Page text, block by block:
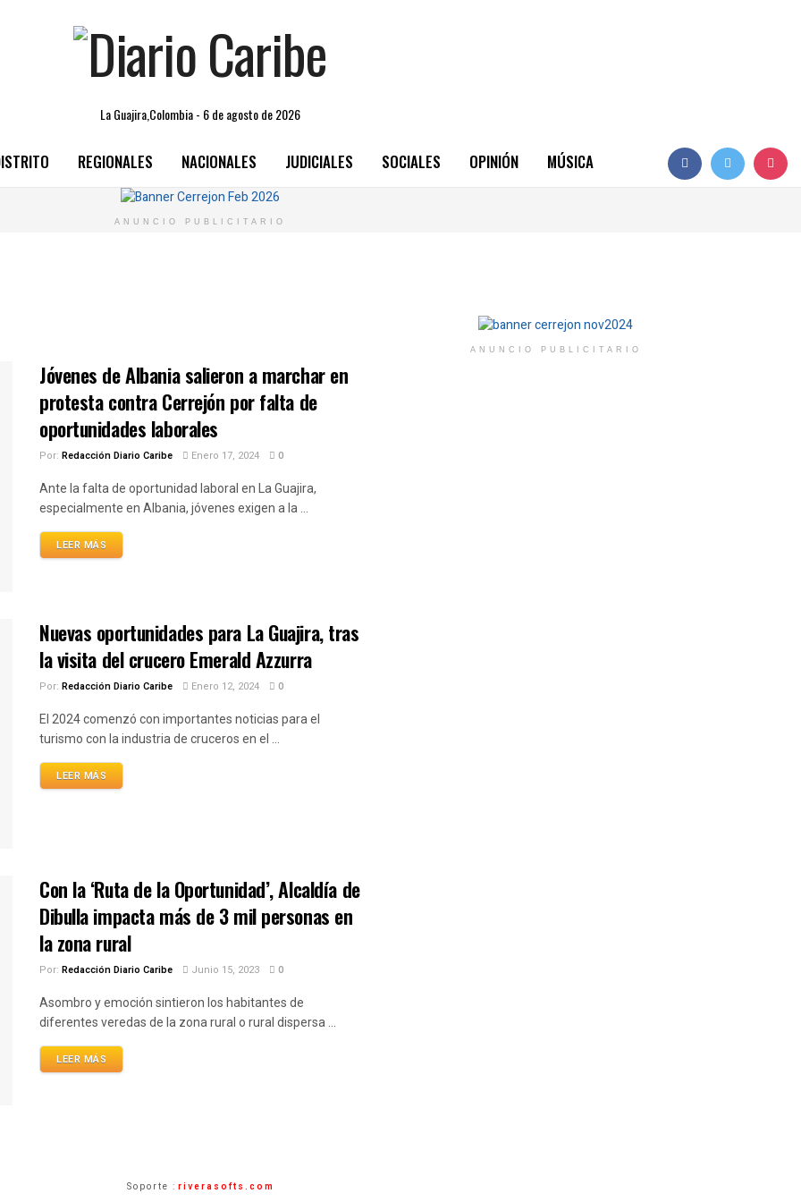
La Guajira,Colombia - 6 de agosto de 2026
REGIONALES NACIONALES JUDICIALES SOCIALES OPINIÓN MÚSICA
ANUNCIO PUBLICITARIO
Jóvenes de Albania salieron a marchar en
protesta contra Cerrejón por falta de
oportunidades laborales
Por: Redacción Diario Caribe Enero 17, 2024 0
Ante la falta de oportunidad laboral en La Guajira,
especialmente en Albania, jóvenes exigen a la ...
LEER MÁS
Nuevas oportunidades para La Guajira, tras
la visita del crucero Emerald Azzurra
Por: Redacción Diario Caribe Enero 12, 2024 0
El 2024 comenzó con importantes noticias para el
turismo con la industria de cruceros en el ...
LEER MÁS
Con la ‘Ruta de la Oportunidad’, Alcaldía de
Dibulla impacta más de 3 mil personas en
la zona rural
Por: Redacción Diario Caribe Junio 15, 2023 0
Asombro y emoción sintieron los habitantes de
diferentes veredas de la zona rural o rural dispersa ...
LEER MÁS
ANUNCIO PUBLICITARIO
Soporte : riverasofts.com